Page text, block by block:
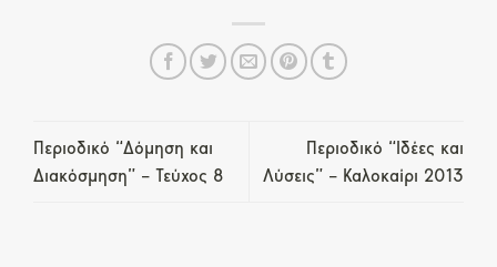
Περιοδικό “Δόμηση και
Διακόσμηση” – Τεύχος 8
Περιοδικό “Ιδέες και
Λύσεις” – Καλοκαίρι 2013